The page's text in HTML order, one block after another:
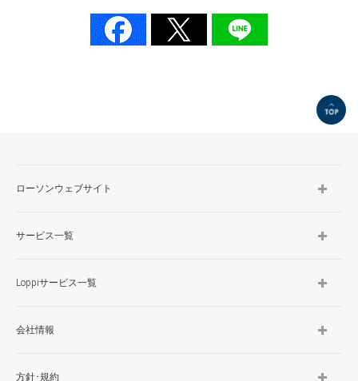
ローソンウェブサイト
サービス一覧
Loppiサービス一覧
会社情報
方針･規約